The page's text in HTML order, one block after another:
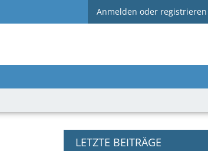
Anmelden oder registrieren
LETZTE BEITRÄGE